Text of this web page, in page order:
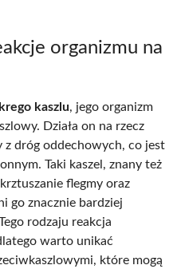
organizmu na
kaszlu, jego organizm
Działa on na rzecz
z dróg oddechowych, co jest
Taki kaszel, znany też
flegmy oraz
go znacznie bardziej
rodzaju reakcja
warto unikać
które mogą